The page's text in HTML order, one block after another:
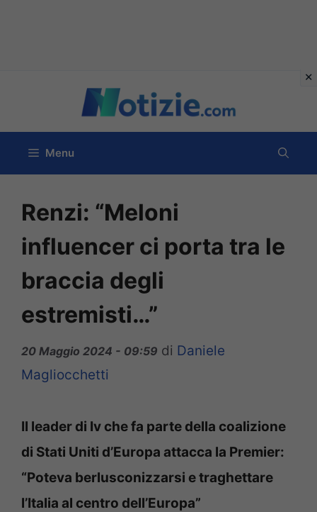
contenuto
Menu
Renzi: “Meloni
influencer ci porta tra le
braccia degli
estremisti…”
20 Maggio 2024 - 09:59 di Daniele
Magliocchetti
Il leader di Iv che fa parte della coalizione
di Stati Uniti d’Europa attacca la Premier:
“Poteva berlusconizzarsi e traghettare
l’Italia al centro dell’Europa”